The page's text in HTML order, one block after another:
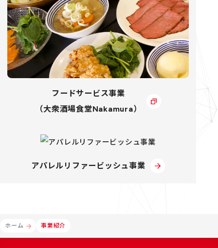
フードサービス事業
（大衆酒場食堂Nakamura）
アパレルリファービッシュ事業
ホーム 事業紹介